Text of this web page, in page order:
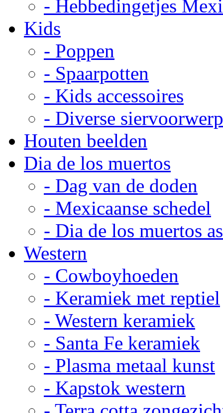
- Hebbedingetjes
Kids
- Poppen
- Spaarpotten
- Kids accessoires
- Diverse
Houten beelden
Dia de los muertos
- Dag van de doden
- Mexicaanse schedel
- Dia de los muertos
Western
- Cowboyhoeden
- Keramiek met reptiel
- Western keramiek
- Santa Fe keramiek
- Plasma metaal kunst
- Kapstok western